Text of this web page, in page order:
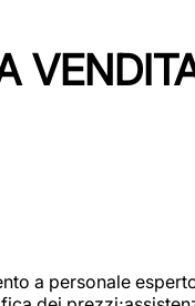
a personale